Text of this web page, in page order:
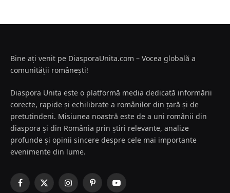
Bine ați venit pe DiasporaUnita.com – Vocea globală a
comunității românești!
Diaspora Unita este o platformă media dedicată informării
corecte, rapide și echilibrate a românilor din țară și de
pretutindeni. Misiunea noastră este de a uni românii din
diaspora și din România prin știri relevante, analize
profunde și opinii sincere despre cele mai importante
evenimente din lume.
Facebook
X
InstagramPinterestYouTube